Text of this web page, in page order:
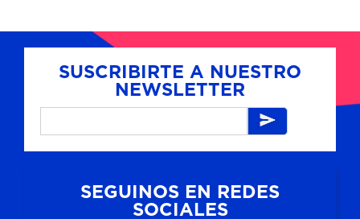
SUSCRIBIRTE A NUESTRO
NEWSLETTER
SEGUINOS EN REDES
SOCIALES